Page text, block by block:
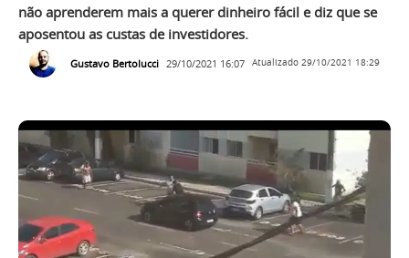
não aprenderem mais a querer dinheiro fácil e diz que se
aposentou as custas de investidores.
Gustavo Bertolucci 29/10/2021 16:07 Atualizado 29/10/2021 18:29